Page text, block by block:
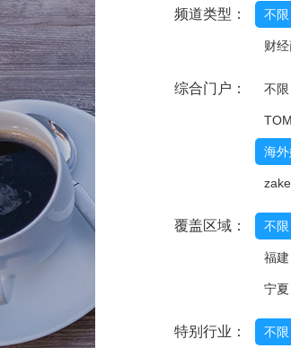
频道类型： 不限
财
综合门户： 不限
海
覆盖区域： 不限
福建
宁夏
特别行业： 不限